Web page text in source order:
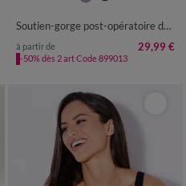
Soutien-gorge post-opératoire dentelle doublée coton forme emboîtante - sans armatures.
à partir de 29,99 €
-50% dès 2 art Code 899013